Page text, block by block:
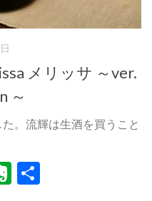
メリッサ ～ver.
～
。流輝は生酒を買うこと
Evernote